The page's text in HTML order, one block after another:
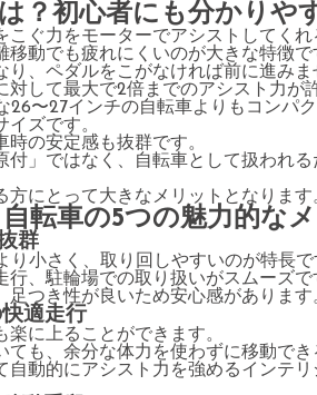
？初心者にも分かりや
ぐ力をモーターでアシストしてくれ
動でも疲れにくいのが大きな特徴で
、ペダルをこがなければ前に進みま
して最大で2倍までのアシスト力が
26〜27インチの自転車よりもコンパ
ズです。
の安定感も抜群です。
」ではなく、自転車として扱われ
にとって大きなメリットとなります
転車の5つの魅力的な
群
小さく、取り回しやすいのが特長で
、駐輪場での取り扱いがスムーズで
つき性が良いため安心感があります
適走行
に上ることができます。
も、余分な体力を使わずに移動でき
動的にアシスト力を強めるインテ